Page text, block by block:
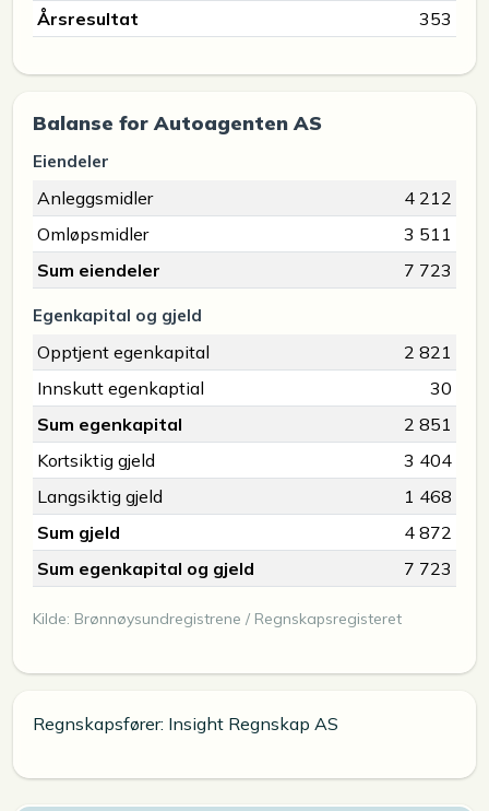
Årsresultat
353
Balanse for Autoagenten AS
Eiendeler
Anleggsmidler
4 212
Omløpsmidler
3 511
Sum eiendeler
7 723
Egenkapital og gjeld
Opptjent egenkapital
2 821
Innskutt egenkaptial
30
Sum egenkapital
2 851
Kortsiktig gjeld
3 404
Langsiktig gjeld
1 468
Sum gjeld
4 872
Sum egenkapital og gjeld
7 723
Kilde: Brønnøysundregistrene / Regnskapsregisteret
Regnskapsfører: Insight Regnskap AS